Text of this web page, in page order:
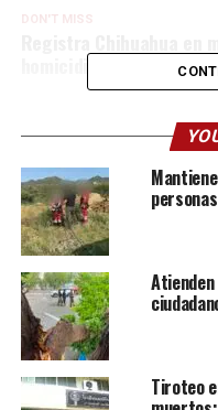
DON'T MISS
homicidios dolosos en
Tiroteo